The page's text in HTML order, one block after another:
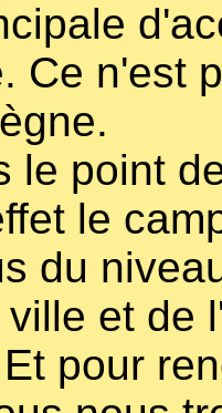
Ce n'est
le point
le
du
et de
pour